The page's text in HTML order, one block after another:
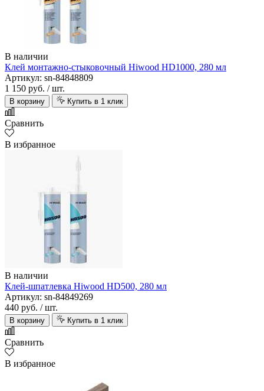
В наличии
Клей монтажно-стыковочный Hiwood HD1000, 280 мл
Артикул: sn-84848809
1 150 руб. / шт.
В корзину Купить в 1 клик
Сравнить
В избранное
В наличии
Клей-шпатлевка Hiwood HD500, 280 мл
Артикул: sn-84849269
440 руб. / шт.
В корзину Купить в 1 клик
Сравнить
В избранное